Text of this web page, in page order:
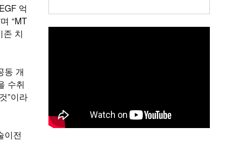
억
“MT
존 치
동 개
수취
”이라
이전